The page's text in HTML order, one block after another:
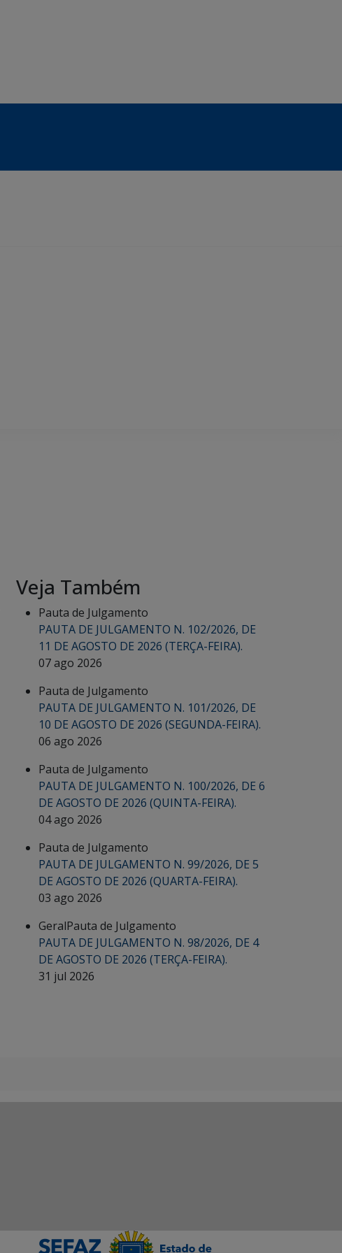
Veja Também
Pauta de Julgamento
PAUTA DE JULGAMENTO N. 102/2026, DE
11 DE AGOSTO DE 2026 (TERÇA-FEIRA).
07 ago 2026
Pauta de Julgamento
PAUTA DE JULGAMENTO N. 101/2026, DE
10 DE AGOSTO DE 2026 (SEGUNDA-FEIRA).
06 ago 2026
Pauta de Julgamento
PAUTA DE JULGAMENTO N. 100/2026, DE 6
DE AGOSTO DE 2026 (QUINTA-FEIRA).
04 ago 2026
Pauta de Julgamento
PAUTA DE JULGAMENTO N. 99/2026, DE 5
DE AGOSTO DE 2026 (QUARTA-FEIRA).
03 ago 2026
GeralPauta de Julgamento
PAUTA DE JULGAMENTO N. 98/2026, DE 4
DE AGOSTO DE 2026 (TERÇA-FEIRA).
31 jul 2026